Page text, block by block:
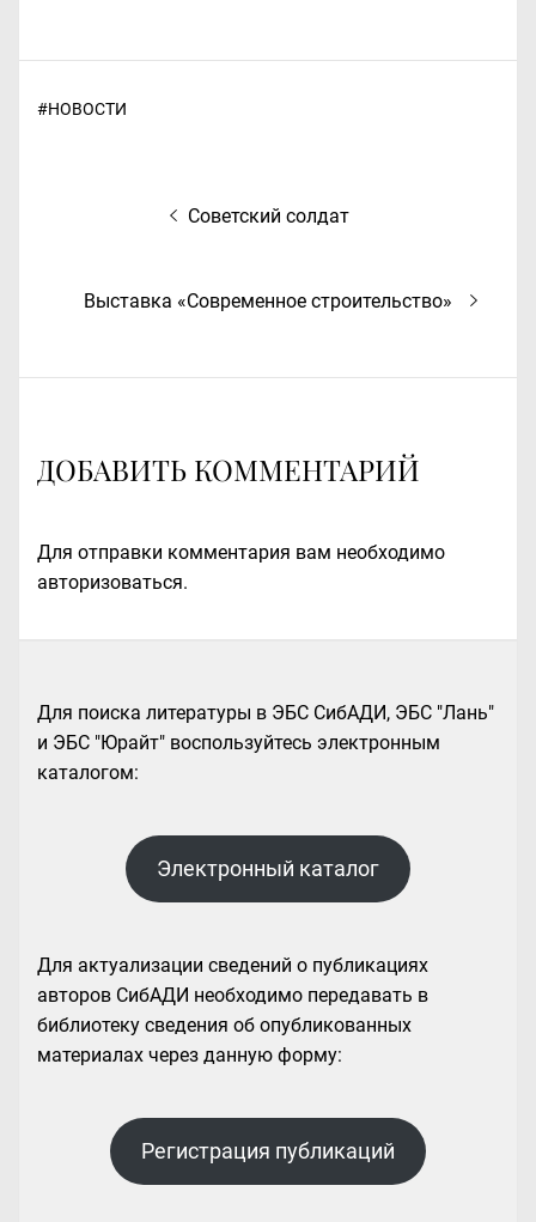
#НОВОСТИ
Навигация Предыдущая
Советский солдат
Следующая
Выставка «Современное строительство»
ДОБАВИТЬ КОММЕНТАРИЙ
Для отправки комментария вам необходимо
авторизоваться.
Для поиска литературы в ЭБС СибАДИ, ЭБС "Лань"
и ЭБС "Юрайт" воспользуйтесь электронным
каталогом:
Электронный каталог
Для актуализации сведений о публикациях
авторов СибАДИ необходимо передавать в
библиотеку сведения об опубликованных
материалах через данную форму:
Регистрация публикаций